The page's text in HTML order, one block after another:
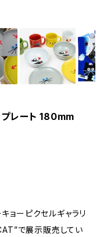
プレート 180mm
ョーピクセルギャラリ
で展示販売してい